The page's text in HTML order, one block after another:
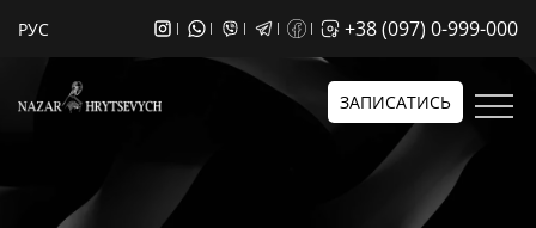
РУС +38 (097) 0-999-000
ЗАПИСАТИСЬ